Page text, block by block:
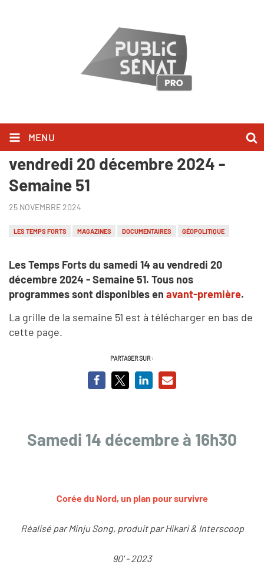
MENU
Les Temps Forts du samedi 14 au
vendredi 20 décembre 2024 -
Semaine 51
25 NOVEMBRE 2024
LES TEMPS FORTS MAGAZINES DOCUMENTAIRES GÉOPOLITIQUE
Les Temps Forts du samedi 14 au vendredi 20
décembre 2024 - Semaine 51. Tous nos
programmes sont disponibles en avant-première.
La grille de la semaine 51 est à télécharger en bas de
cette page.
PARTAGER SUR :
Samedi 14 décembre à 16h30
Corée du Nord, un plan pour survivre
Réalisé par Minju Song, produit par Hikari & Interscoop
90' - 2023